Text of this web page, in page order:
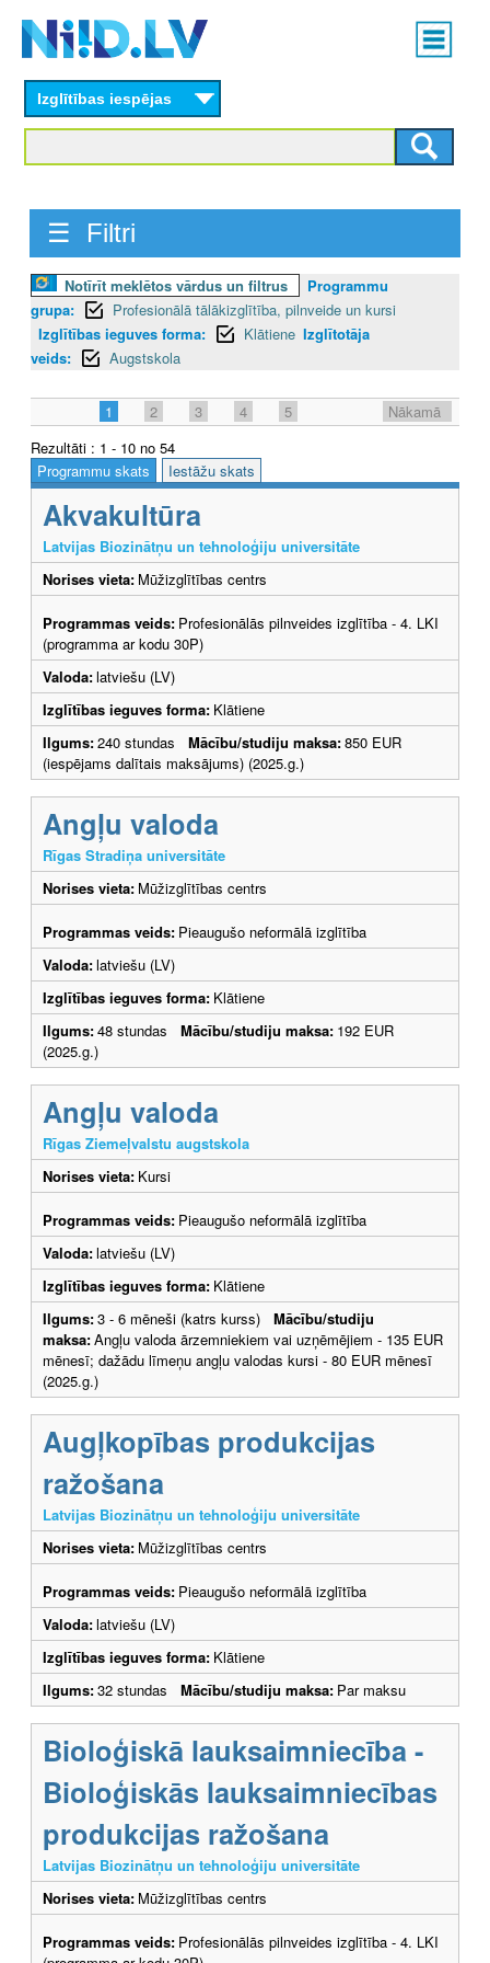
content
Main
menu
Izglītības iespējas
☰ Filtri
Notīrīt meklētos vārdus un filtrus
Programmu
grupa:
Profesionālā tālākizglītība, pilnveide un kursi
Izglītības ieguves forma:
Klātiene Izglītotāja
veids:
Augstskola
1 2 3 4 5
Nākamā
Rezultāti : 1 - 10 no 54
Programmu skats
Iestāžu skats
Akvakultūra
Latvijas Biozinātņu un tehnoloģiju universitāte
Norises vieta: Mūžizglītības centrs
Programmas veids: Profesionālās pilnveides izglītība - 4. LKI
(programma ar kodu 30P)
Valoda:latviešu (LV)
Izglītības ieguves forma: Klātiene
Ilgums:240 stundas Mācību/studiju maksa:850 EUR
(iespējams dalītais maksājums) (2025.g.)
Angļu valoda
Rīgas Stradiņa universitāte
Norises vieta: Mūžizglītības centrs
Programmas veids: Pieaugušo neformālā izglītība
Valoda:latviešu (LV)
Izglītības ieguves forma: Klātiene
Ilgums:48 stundas Mācību/studiju maksa: 192 EUR
(2025.g.)
Angļu valoda
Rīgas Ziemeļvalstu augstskola
Norises vieta: Kursi
Programmas veids: Pieaugušo neformālā izglītība
Valoda:latviešu (LV)
Izglītības ieguves forma: Klātiene
Ilgums:3 - 6 mēneši (katrs kurss) Mācību/studiju
maksa:Angļu valoda ārzemniekiem vai uzņēmējiem - 135 EUR
mēnesī; dažādu līmeņu angļu valodas kursi - 80 EUR mēnesī
(2025.g.)
Augļkopības produkcijas
ražošana
Latvijas Biozinātņu un tehnoloģiju universitāte
Norises vieta: Mūžizglītības centrs
Programmas veids: Pieaugušo neformālā izglītība
Valoda:latviešu (LV)
Izglītības ieguves forma: Klātiene
Ilgums:32 stundas Mācību/studiju maksa: Par maksu
Bioloģiskā lauksaimniecība -
Bioloģiskās lauksaimniecības
produkcijas ražošana
Latvijas Biozinātņu un tehnoloģiju universitāte
Norises vieta: Mūžizglītības centrs
Programmas veids: Profesionālās pilnveides izglītība - 4. LKI